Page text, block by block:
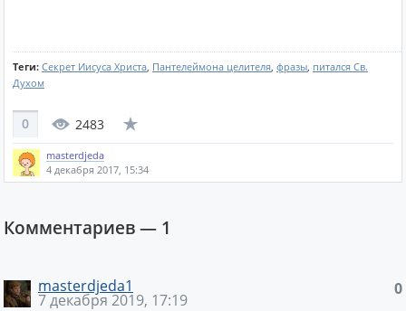
Теги: Секрет Иисуса Христа Пантелеймона целителя фразы питался Св.
Духом
0 2483
masterdjeda
4 декабря 2017, 15:34
Комментариев — 1
0
masterdjeda1
7 декабря 2019, 17:19